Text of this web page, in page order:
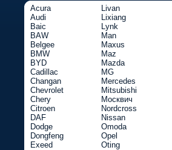
Acura
Audi
Baic
BAW
Belgee
BMW
BYD
Cadillac
Changan
Chevrolet
Chery
Citroen
DAF
Dodge
Dongfeng
Exeed
Livan
Lixiang
Lynk
Man
Maxus
Maz
Mazda
MG
Mercedes
Mitsubishi
Москвич
Nordcross
Nissan
Omoda
Opel
Oting